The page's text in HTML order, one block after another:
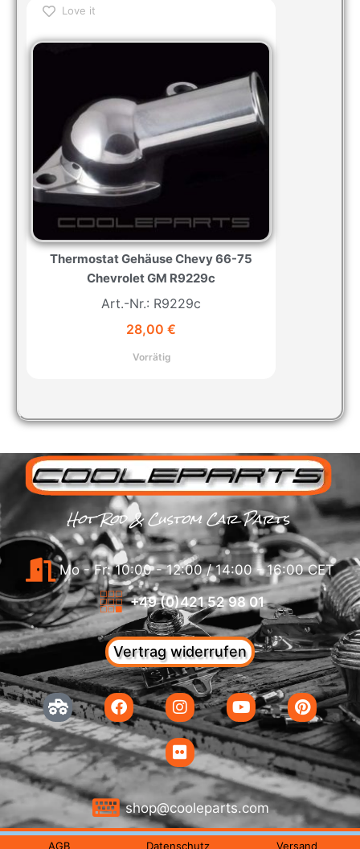
Love it
Thermostat Gehäuse Chevy 66-75
Chevrolet GM R9229c
Art.-Nr.: R9229c
28,00 €
Vorrätig
Hot Rod & Custom Car Parts
Mo - Fr: 10:00 - 12:00 / 14:00 - 16:00 CET
+49 (0)421 52 98 01
Vertrag widerrufen
shop@cooleparts.com
AGB Datenschutz Versand